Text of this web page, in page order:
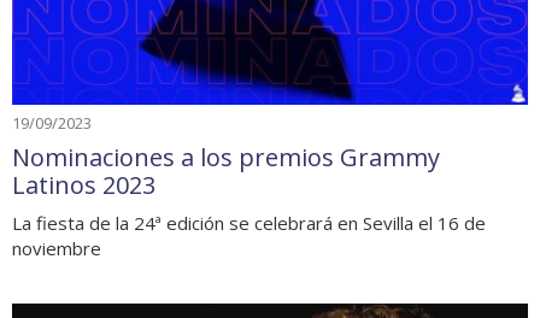
19/09/2023
Nominaciones a los premios Grammy
Latinos 2023
La fiesta de la 24ª edición se celebrará en Sevilla el 16 de
noviembre